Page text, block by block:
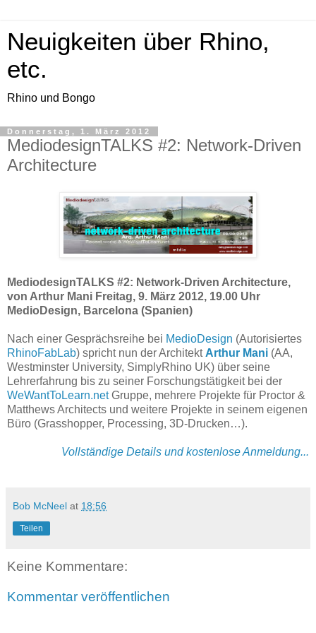
Neuigkeiten über Rhino,
etc.
Rhino und Bongo
Donnerstag, 1. März 2012
MediodesignTALKS #2: Network-Driven
Architecture
MediodesignTALKS #2: Network-Driven Architecture,
von Arthur Mani Freitag, 9. März 2012, 19.00 Uhr
MedioDesign, Barcelona (Spanien)
Nach einer Gesprächsreihe bei MedioDesign (Autorisiertes
RhinoFabLab) spricht nun der Architekt Arthur Mani (AA,
Westminster University, SimplyRhino UK) über seine
Lehrerfahrung bis zu seiner Forschungstätigkeit bei der
WeWantToLearn.netGruppe, mehrere Projekte für Proctor &
Matthews Architects und weitere Projekte in seinem eigenen
Büro (Grasshopper, Processing, 3D-Drucken…).
Vollständige Details und kostenlose Anmeldung...
Bob McNeel at 18:56
Teilen
Keine Kommentare:
Kommentar veröffentlichen